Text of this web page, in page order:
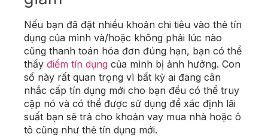
Nếu bạn đã đặt nhiều khoản chi tiêu vào thẻ tín
dụng của mình và/hoặc không phải lúc nào
cũng thanh toán hóa đơn đúng hạn, bạn có thể
thấy điểm tín dụng của mình bị ảnh hưởng. Con
số này rất quan trọng vì bất kỳ ai đang cân
nhắc cấp tín dụng mới cho bạn đều có thể truy
cập nó và có thể được sử dụng để xác định lãi
suất bạn sẽ trả cho khoản vay mua nhà hoặc ô
tô cũng như thẻ tín dụng mới.